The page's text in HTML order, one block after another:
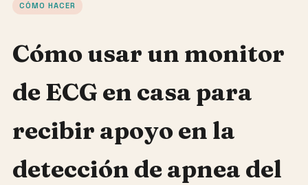
CÓMO HACER
Cómo usar un monitor
de ECG en casa para
recibir apoyo en la
detección de apnea del